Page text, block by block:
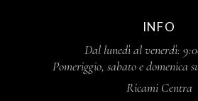
INFO
Dal lunedì al venerdì:
Pomeriggio, sabato e domenica
Ricami Centra